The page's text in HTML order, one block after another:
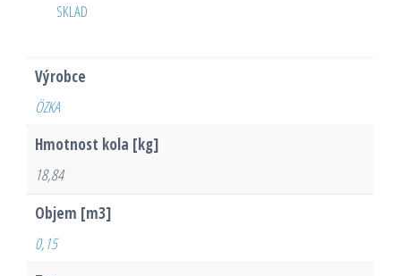
SKLAD
Výrobce
ÖZKA
Hmotnost kola [kg]
18,84
Objem [m3]
0,15